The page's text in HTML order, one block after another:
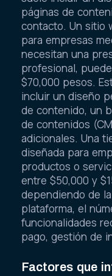
páginas de
contacto. Un sitio
para empresas
necesitan una
profesional,
$70,000 pesos.
incluir un diseño
de contenido, un
de contenidos
adicionales. Una
diseñada para
productos o
entre $50,000 y
dependiendo de
plataforma, el
funcionalidades
pago, gestión de
Factores que